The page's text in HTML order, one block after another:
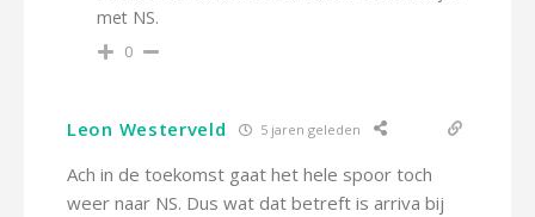
met NS.
0
Leon Westerveld 5 jaren geleden
Ach in de toekomst gaat het hele spoor toch
weer naar NS. Dus wat dat betreft is arriva bij